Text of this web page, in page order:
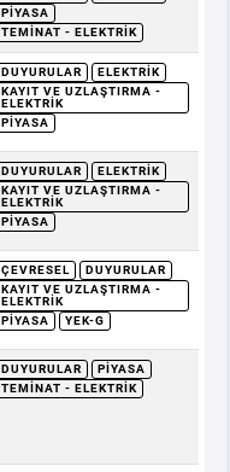
PIYASA
TEMINAT - ELEKTRIK
DUYURULAR
ELEKTRIK
KAYIT VE UZLAŞTIRMA -
ELEKTRIK
PIYASA
DUYURULAR
ELEKTRIK
KAYIT VE UZLAŞTIRMA -
ELEKTRIK
PIYASA
ÇEVRESEL
DUYURULAR
KAYIT VE UZLAŞTIRMA -
ELEKTRIK
PIYASA
YEK-G
DUYURULAR
PIYASA
TEMINAT - ELEKTRIK